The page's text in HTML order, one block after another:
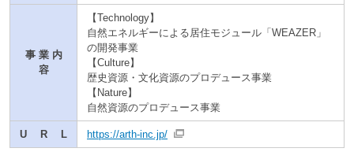
事 業 内
容
【Technology】
自然エネルギーによる居住モジュール「WEAZER」
の開発事業
【Culture】
歴史資源・文化資源のプロデュース事業
【Nature】
自然資源のプロデュース事業
U R L https://arth-inc.jp/